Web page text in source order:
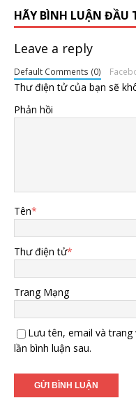
HÃY BÌNH LUẬN ĐẦU
Leave a reply
Default Comments (0)
Thư điện tử của bạn sẽ
Phản hồi
Tên*
Thư điện tử*
Trang Mạng
Lưu tên, email và
lần bình luận sau.